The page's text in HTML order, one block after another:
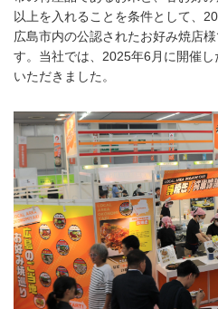
以上を入れることを条件として、
広島市内の公認されたお好み焼店
す。当社では、2025年6月に開催
いただきました。